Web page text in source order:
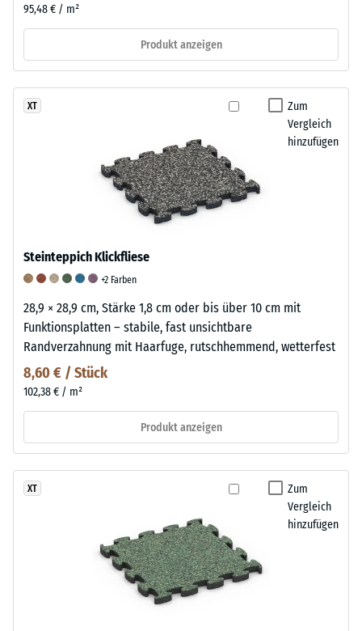
95,48 € / m²
Produkt anzeigen
Zum
Vergleich
hinzufügen
XT
Steinteppich Klickfliese
+2 Farben
28,9 × 28,9 cm, Stärke 1,8 cm oder bis über 10 cm mit
Funktionsplatten – stabile, fast unsichtbare
Randverzahnung mit Haarfuge, rutschhemmend, wetterfest
8,60 € / Stück
102,38 € / m²
Produkt anzeigen
Zum
Vergleich
hinzufügen
XT